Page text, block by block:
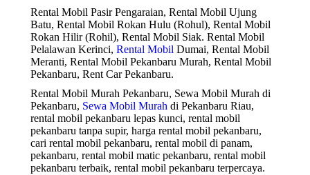
Rental Mobil Pasir Pengaraian, Rental Mobil Ujung
Batu, Rental Mobil Rokan Hulu (Rohul), Rental Mobil
Rokan Hilir (Rohil), Rental Mobil Siak. Rental Mobil
Pelalawan Kerinci, Rental Mobil Dumai, Rental Mobil
Meranti, Rental Mobil Pekanbaru Murah, Rental Mobil
Pekanbaru, Rent Car Pekanbaru.
Rental Mobil Murah Pekanbaru, Sewa Mobil Murah di
Pekanbaru, Sewa Mobil Murah di Pekanbaru Riau,
rental mobil pekanbaru lepas kunci, rental mobil
pekanbaru tanpa supir, harga rental mobil pekanbaru,
cari rental mobil pekanbaru, rental mobil di panam,
pekanbaru, rental mobil matic pekanbaru, rental mobil
pekanbaru terbaik, rental mobil pekanbaru terpercaya.